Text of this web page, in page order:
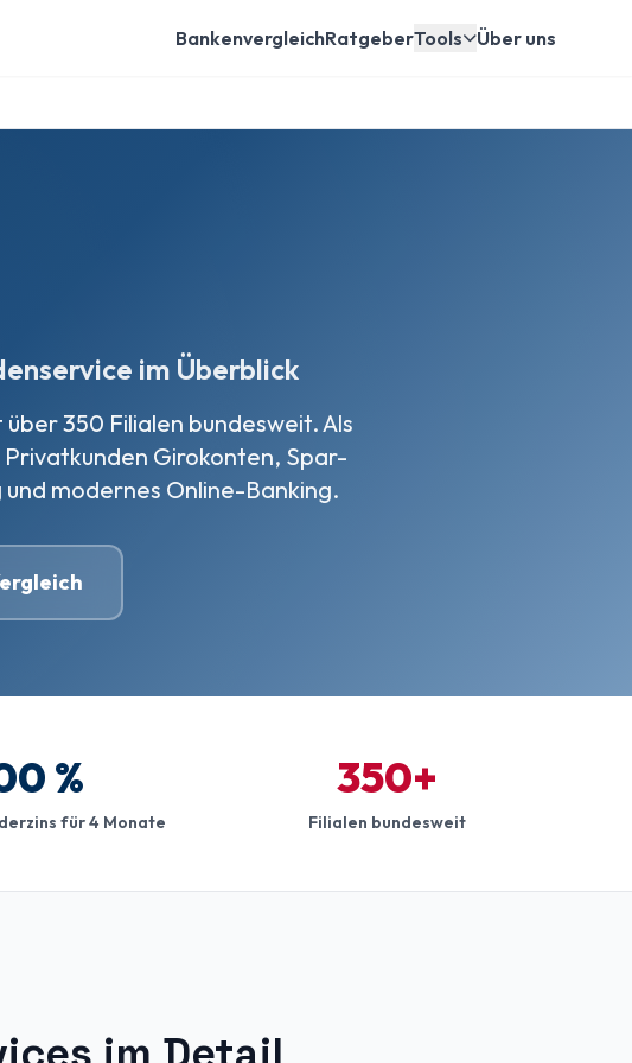
BankenvergleichRatgeberTools Über uns
im Überblick
350 Filialen bundesweit. Als
Girokonten, Spar-
modernes Online-Banking.
%
für 4 Monate
350+
Filialen bundesweit